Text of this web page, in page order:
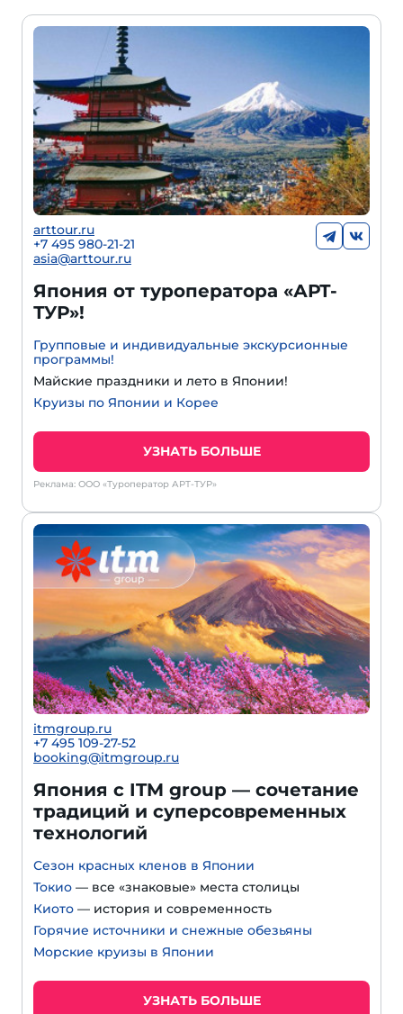
arttour.ru
+7 495 980-21-21
asia@arttour.ru
Япония от туроператора «АРТ-
ТУР»!
Групповые и индивидуальные экскурсионные
программы!
Майские праздники и лето в Японии!
Круизы по Японии и Корее
УЗНАТЬ БОЛЬШЕ
Реклама: ООО «Туроператор АРТ-ТУР»
itmgroup.ru
+7 495 109-27-52
booking@itmgroup.ru
Япония с ITM group — сочетание
традиций и суперсовременных
технологий
Сезон красных кленов в Японии
Токио — все «знаковые» места столицы
Киото — история и современность
Горячие источники и снежные обезьяны
Морские круизы в Японии
УЗНАТЬ БОЛЬШЕ